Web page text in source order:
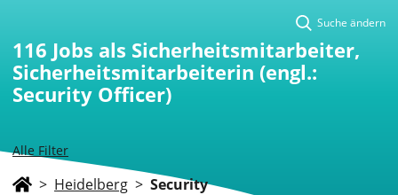
Alle Filter
Suche ändern
116 Jobs als Sicherheitsmitarbeiter,
Sicherheitsmitarbeiterin (engl.:
Security Officer)
> Heidelberg > Security